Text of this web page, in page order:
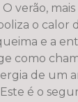
O verão,
o calor
e a
como